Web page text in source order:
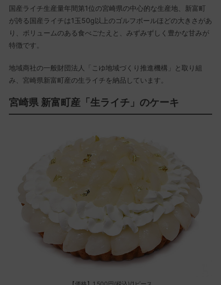
国産ライチ生産量年間第1位の宮崎県の中心的な生産地、新富町
が誇る国産ライチは1玉50g以上のゴルフボールほどの大きさがあ
り、ボリュームのある食べごたえと、みずみずしく豊かな甘みが
特徴です。
地域商社の一般財団法人「こゆ地域づくり推進機構」と取り組
み、宮崎県新富町産の生ライチを納品しています。
宮崎県新富町産「生ライチ」のケーキ